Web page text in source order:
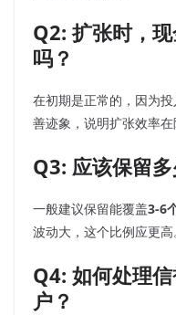
Q2: 扩张时，
吗？
在初期是正常的，因为
善迹象，说明扩张效率在
Q3: 应该保留
一般建议保留能覆盖3-6
波动大，这个比例应更高
Q4: 如何处理
户？